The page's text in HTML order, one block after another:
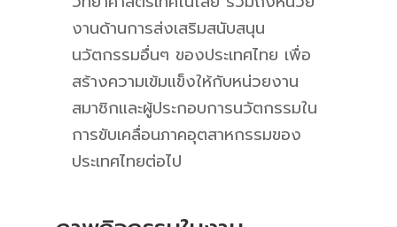
งานด้านการส่งเสริมสนับสนุน
นวัตกรรมอื่นๆ ของประเทศไทย เพื่อ
สร้างความเข้มแข็งให้กับหน่วยงาน
สมาชิกและผู้ประกอบการนวัตกรรมใน
การขับเคลื่อนภาคอุตสาหกรรมของ
ประเทศไทยต่อไป